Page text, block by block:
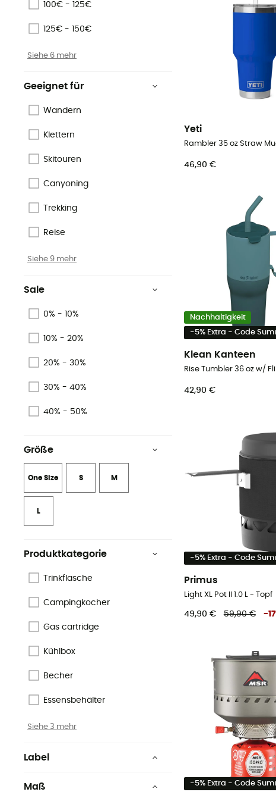
100€ - 125€
125€ - 150€
Siehe 6 mehr
Geeignet für
Wandern
Klettern
Skitouren
Canyoning
Trekking
Reise
Siehe 9 mehr
Sale
0% - 10%
10% - 20%
20% - 30%
30% - 40%
40% - 50%
Größe
One Size S M
L
Produktkategorie
Trinkflasche
Campingkocher
Gas cartridge
Kühlbox
Becher
Essensbehälter
Siehe 3 mehr
Label
Maß
Yeti
Rambler 35 oz Straw
46,90 €
Nachhaltigkeit
-5% Extra - Code
Klean Kanteen
42,90 €
-5% Extra - Code
Primus
Light XL Pot II 1.0 L - Topf
49,90 € 59,90 € -17
-5% Extra - Code